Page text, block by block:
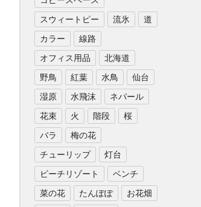
スウィートピー
流氷
道
カラー
線路
オフィス用品
北海道
野鳥
紅葉 水鳥
仙台
湿原
水飛沫
ネパール
花束
火 階段
桜
バラ
梅の花
チューリップ
灯台
ビーチリゾート
ベンチ
菜の花
たんぽぽ
お花畑